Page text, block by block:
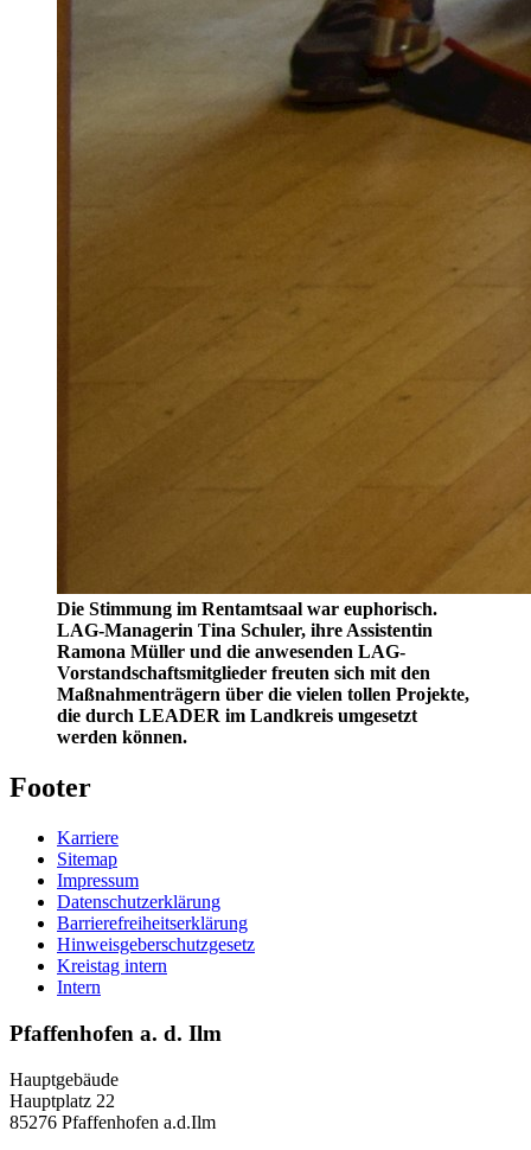
Die Stimmung im Rentamtsaal war euphorisch.
LAG-Managerin Tina Schuler, ihre Assistentin
Ramona Müller und die anwesenden LAG-
Vorstandschaftsmitglieder freuten sich mit den
Maßnahmenträgern über die vielen tollen Projekte,
die durch LEADER im Landkreis umgesetzt
werden können.
Footer
Karriere
Sitemap
Impressum
Datenschutzerklärung
Barrierefreiheitserklärung
Hinweisgeberschutzgesetz
Kreistag intern
Intern
Pfaffenhofen a. d. Ilm
Hauptgebäude
Hauptplatz 22
85276 Pfaffenhofen a.d.Ilm